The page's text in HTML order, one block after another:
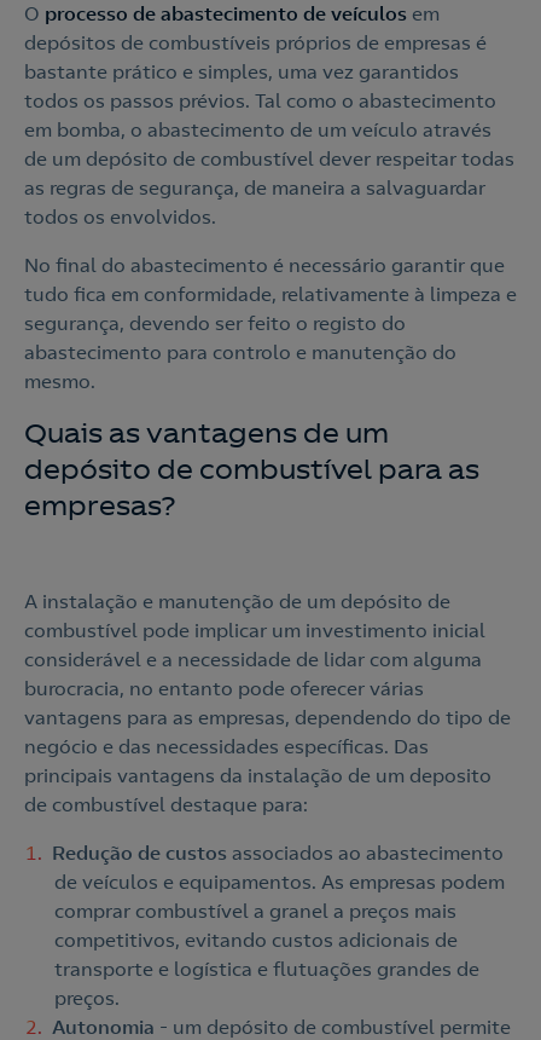
O processo de abastecimento de veículos em
depósitos de combustíveis próprios de empresas é
bastante prático e simples, uma vez garantidos
todos os passos prévios. Tal como o abastecimento
em bomba, o abastecimento de um veículo através
de um depósito de combustível dever respeitar todas
as regras de segurança, de maneira a salvaguardar
todos os envolvidos.
No final do abastecimento é necessário garantir que
tudo fica em conformidade, relativamente à limpeza e
segurança, devendo ser feito o registo do
abastecimento para controlo e manutenção do
mesmo.
Quais as vantagens de um
depósito de combustível para as
empresas?
A instalação e manutenção de um depósito de
combustível pode implicar um investimento inicial
considerável e a necessidade de lidar com alguma
burocracia, no entanto pode oferecer várias
vantagens para as empresas, dependendo do tipo de
negócio e das necessidades específicas. Das
principais vantagens da instalação de um deposito
de combustível destaque para:
Redução de custos associados ao abastecimento
de veículos e equipamentos. As empresas podem
comprar combustível a granel a preços mais
competitivos, evitando custos adicionais de
transporte e logística e flutuações grandes de
preços.
Autonomia - um depósito de combustível permite